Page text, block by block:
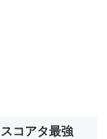
コアタ最強